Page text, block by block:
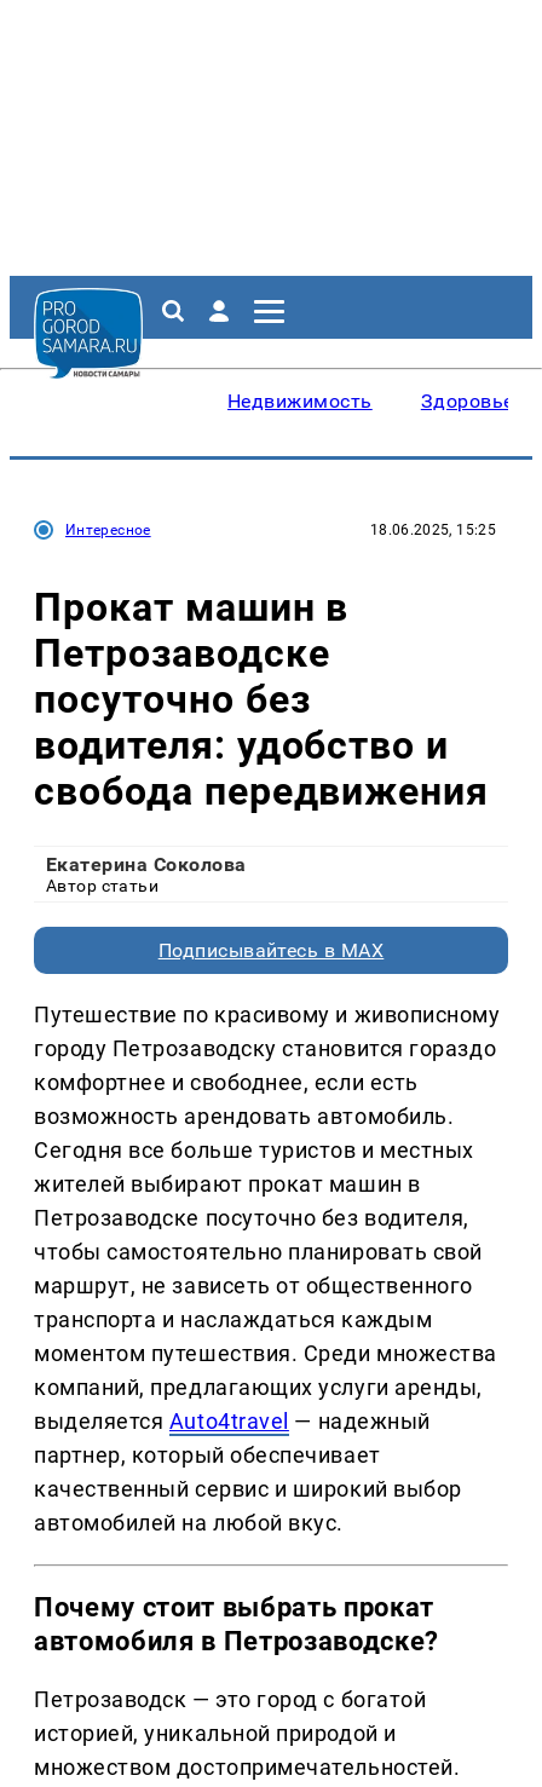
Недвижимость Здоровье
Интересное 18.06.2025, 15:25
Прокат машин в
Петрозаводске
посуточно без
водителя: удобство и
свобода передвижения
Екатерина Соколова
Автор статьи
Подписывайтесь в MAX
Путешествие по красивому и живописному
городу Петрозаводску становится гораздо
комфортнее и свободнее, если есть
возможность арендовать автомобиль.
Сегодня все больше туристов и местных
жителей выбирают прокат машин в
Петрозаводске посуточно без водителя,
чтобы самостоятельно планировать свой
маршрут, не зависеть от общественного
транспорта и наслаждаться каждым
моментом путешествия. Среди множества
компаний, предлагающих услуги аренды,
выделяется Auto4travel — надежный
партнер, который обеспечивает
качественный сервис и широкий выбор
автомобилей на любой вкус.
Почему стоит выбрать прокат
автомобиля в Петрозаводске?
Петрозаводск — это город с богатой
историей, уникальной природой и
множеством достопримечательностей.